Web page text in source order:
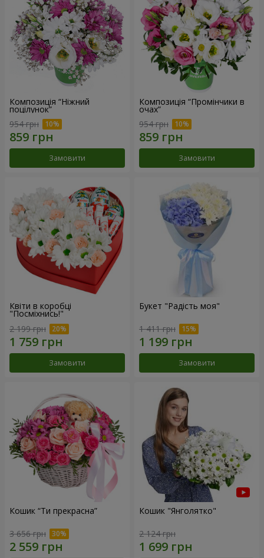
Композиція “Ніжний
поцілунок”
954 грн
Замовити
Композиція “Промінчики в
очах”
954 грн
Замовити
Квіти в коробці
"Посміхнись!"
2 199 грн
Замовити
Букет "Радість моя"
1 411 грн
Замовити
Кошик “Ти прекрасна”
3 656 грн
Кошик "Янголятко"
2 124 грн